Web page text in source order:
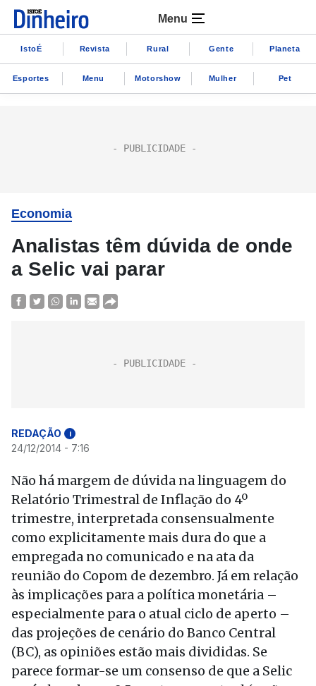
Menu
IstoÉ Revista Rural Gente Planeta
Esportes Menu Motorshow Mulher Pet
Economia
Analistas têm dúvida de onde
a Selic vai parar
REDAÇÃO i
24/12/2014 - 7:16
Não há margem de dúvida na linguagem do
Relatório Trimestral de Inflação do 4º
trimestre, interpretada consensualmente
como explicitamente mais dura do que a
empregada no comunicado e na ata da
reunião do Copom de dezembro. Já em relação
às implicações para a política monetária –
especialmente para o atual ciclo de aperto –
das projeções de cenário do Banco Central
(BC), as opiniões estão mais divididas. Se
parece formar-se um consenso de que a Selic